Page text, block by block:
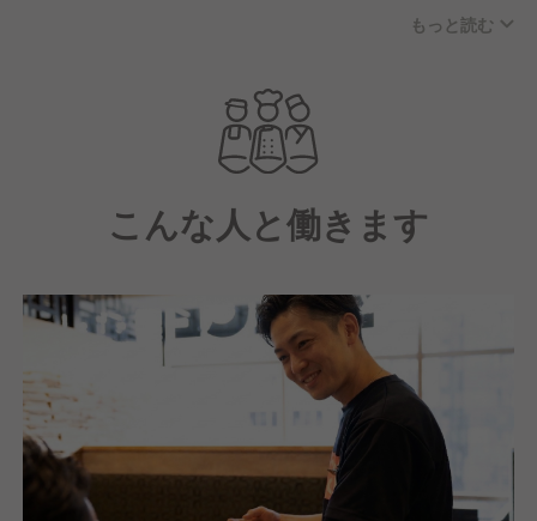
カジュアルな華やかな店内と、これまでにない斬新な
メニューで、各メディアでも注目の人気業態です！
もっと読む
こんな人と働きます